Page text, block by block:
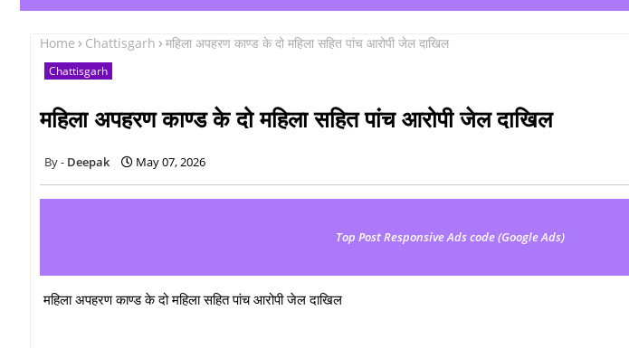
Home Chattisgarh महिला अपहरण काण्ड के दो महिला सहित पांच आरोपी जेल दाखिल
Chattisgarh
महिला अपहरण काण्ड के दो महिला सहित पांच आरोपी जेल दाखिल
Deepak May 07, 2026
Top Post Responsive Ads code (Google Ads)
महिला अपहरण काण्ड के दो महिला सहित पांच आरोपी जेल दाखिल